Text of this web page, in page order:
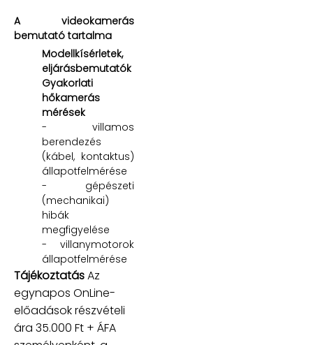
A videokamerás
bemutató tartalma
Modellkísérletek,
eljárásbemutatók
Gyakorlati
hőkamerás
mérések
- villamos
berendezés
(kábel, kontaktus)
állapotfelmérése
- gépészeti
(mechanikai)
hibák
megfigyelése
- villanymotorok
állapotfelmérése
TájékoztatásAz
egynapos OnLine-
előadások részvételi
ára 35.000 Ft + ÁFA